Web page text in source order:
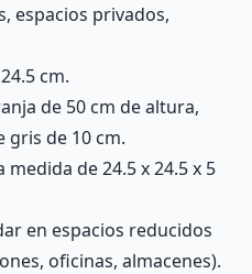
espacios privados,
cm.
de 50 cm de altura,
gris de 10 cm.
de 24.5 x 24.5 x 5
en espacios reducidos
oficinas, almacenes).